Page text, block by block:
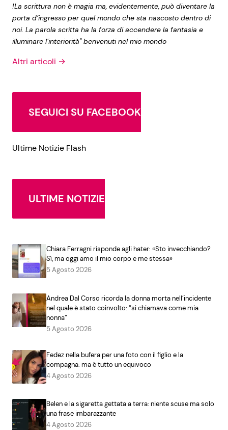
!La scrittura non è magia ma, evidentemente, può diventare la
porta d’ingresso per quel mondo che sta nascosto dentro di
noi. La parola scritta ha la forza di accendere la fantasia e
illuminare l’interiorità" benvenuti nel mio mondo
Altri articoli →
SEGUICI SU FACEBOOK
Ultime Notizie Flash
ULTIME NOTIZIE
Chiara Ferragni risponde agli hater: «Sto invecchiando?
Sì, ma oggi amo il mio corpo e me stessa»
5 Agosto 2026
Andrea Dal Corso ricorda la donna morta nell’incidente
nel quale è stato coinvolto: “si chiamava come mia
nonna”
5 Agosto 2026
Fedez nella bufera per una foto con il figlio e la
compagna: ma è tutto un equivoco
4 Agosto 2026
Belen e la sigaretta gettata a terra: niente scuse ma solo
una frase imbarazzante
4 Agosto 2026